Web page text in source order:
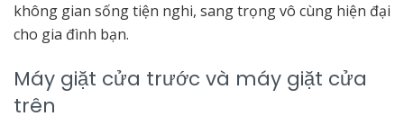
không gian sống tiện nghi, sang trọng vô cùng hiện đại
cho gia đình bạn.
Máy giặt cửa trước và máy giặt cửa
trên